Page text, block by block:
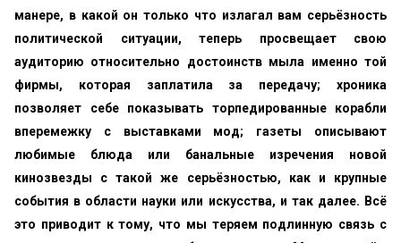
манере, в какой он только что излагал вам серьёзность
политической ситуации, теперь просвещает свою
аудиторию относительно достоинств мыла именно той
фирмы, которая заплатила за передачу; хроника
позволяет себе показывать торпедированные корабли
вперемежку с выставками мод; газеты описывают
любимые блюда или банальные изречения новой
кинозвезды с такой же серьёзностью, как и крупные
события в области науки или искусства, и так далее. Всё
это приводит к тому, что мы теряем подлинную связь с